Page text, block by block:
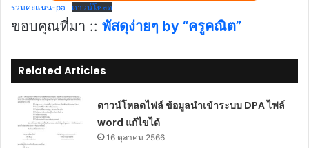
รวมคะแนน-pa ดาวน์โหลด
ขอบคุณที่มา :: พัสดุง่ายๆ by “ครูคณิต”
Related Articles
ดาวน์โหลดไฟล์ ข้อมูลนำเข้าระบบ DPA ไฟล์
word แก้ไขได้
16 ตุลาคม 2566